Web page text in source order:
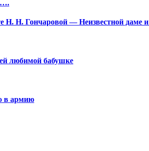
Н. Гончаровой — Неизвестной даме
любимой бабушке
в армию